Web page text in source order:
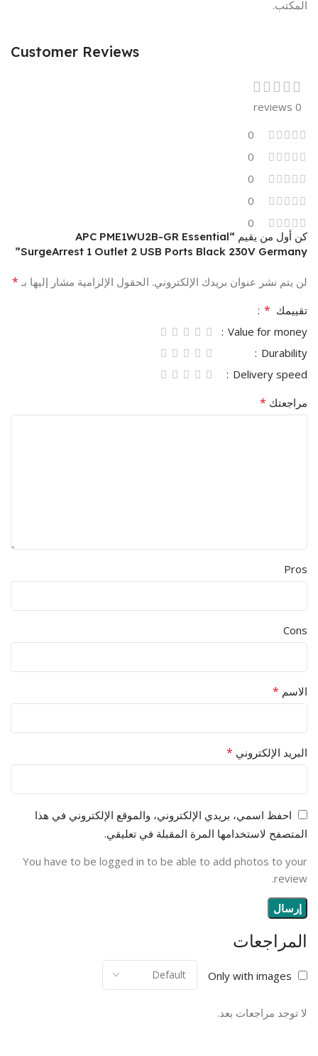
المكتب.
Customer Reviews
0 reviews
0
0
0
0
0
المراجعات
Only with images
لا توجد مراجعات بعد.
كن أول من يقيم “APC PME1WU2B-GR Essential
SurgeArrest 1 Outlet 2 USB Ports Black 230V Germany”
لن يتم نشر عنوان بريدك الإلكتروني. الحقول الإلزامية مشار إليها بـ *
تقييمك *
Value for money
Durability
Delivery speed
مراجعتك *
Pros
Cons
الاسم *
البريد الإلكتروني *
احفظ اسمي، بريدي الإلكتروني، والموقع الإلكتروني في هذا
المتصفح لاستخدامها المرة المقبلة في تعليقي.
You have to be logged in to be able to add photos to your
review.